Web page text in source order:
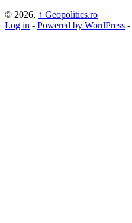
© 2026, ↑ Geopolitics.ro
Log in - Powered by WordPress -